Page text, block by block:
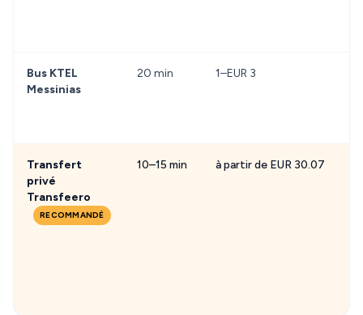
Bus KTEL
Messinias
20 min 1–EUR 3
Transfert
privé
Transfeero
RECOMMANDÉ
10–15 min à partir de EUR 30.07